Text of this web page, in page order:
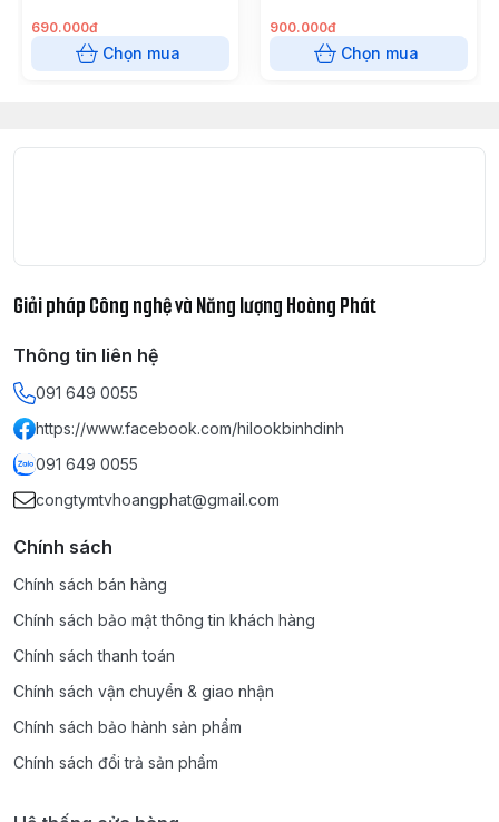
690.000đ
Chọn mua
900.000đ
Chọn mua
Giải pháp Công nghệ và Năng lượng Hoàng Phát
Thông tin liên hệ
091 649 0055
https://www.facebook.com/hilookbinhdinh
091 649 0055
congtymtvhoangphat@gmail.com
Chính sách
Chính sách bán hàng
Chính sách bảo mật thông tin khách hàng
Chính sách thanh toán
Chính sách vận chuyển & giao nhận
Chính sách bảo hành sản phẩm
Chính sách đổi trả sản phẩm